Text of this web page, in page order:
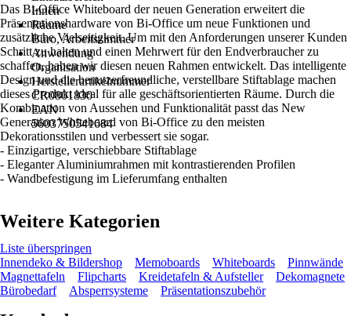
Innen
Räume
Büro, Arbeitszimmer
Anwendung
Organisation
Herstellerartikelnummer
CR0801830
EAN
5603750541684
Das Bi-Office Whiteboard der neuen Generation erweitert die
Präsentationshardware von Bi-Office um neue Funktionen und
zusätzliche Vielseitigkeit. Um mit den Anforderungen unserer Kunden
Schritt zu halten und einen Mehrwert für den Endverbraucher zu
schaffen, haben wir diesen neuen Rahmen entwickelt. Das intelligente
Design und die benutzerfreundliche, verstellbare Stiftablage machen
dieses Produkt ideal für alle geschäftsorientierten Räume. Durch die
Kombination von Aussehen und Funktionalität passt das New
Generation Whiteboard von Bi-Office zu den meisten
Dekorationsstilen und verbessert sie sogar.
- Einzigartige, verschiebbare Stiftablage
- Eleganter Aluminiumrahmen mit kontrastierenden Profilen
- Wandbefestigung im Lieferumfang enthalten
Weitere Kategorien
Liste überspringen
Innendeko & Bildershop
Memoboards Whiteboards
Pinnwände
Magnettafeln
Flipcharts Kreidetafeln & Aufsteller
Dekomagnete
Bürobedarf
Absperrsysteme Präsentationszubehör